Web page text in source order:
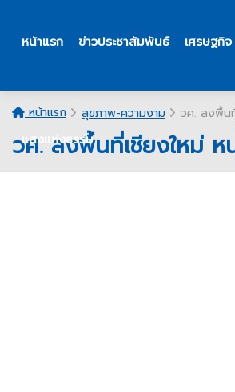
หน้าแรก ข่าวประชาสัมพันธ์ เศรษฐกิจ
แสงแห่งธรรม
หน้าแรก สุขภาพ-ความงาม วศ. ลงพื้น
วศ. ลงพื้นที่เชียงใหม่ ห